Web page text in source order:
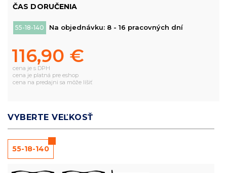
ČAS DORUČENIA
55-18-140 Na objednávku: 8 - 16 pracovných dní
116,90 €
cena je s DPH
cena je platná pre eshop
cena na predajni sa môže líšiť
VYBERTE VEĽKOSŤ
55-18-140